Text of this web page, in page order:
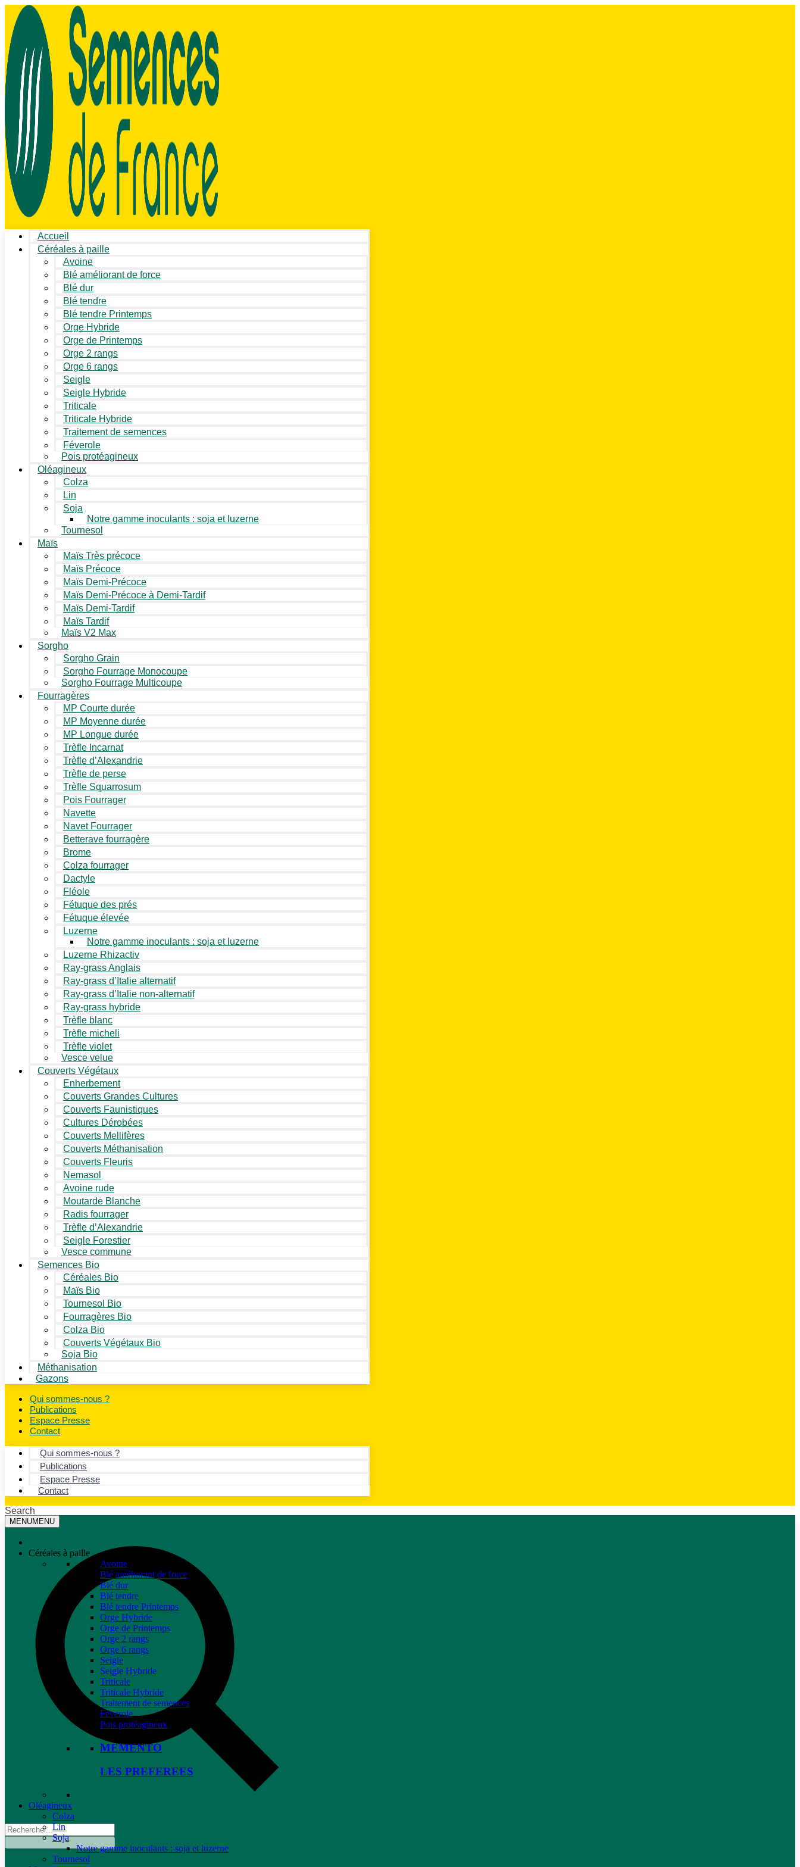
Accueil
Céréales à paille
Avoine
Blé améliorant de force
Blé dur
Blé tendre
Blé tendre Printemps
Orge Hybride
Orge de Printemps
Orge 2 rangs
Orge 6 rangs
Seigle
Seigle Hybride
Triticale
Triticale Hybride
Traitement de semences
Féverole
Pois protéagineux
Oléagineux
Colza
Lin
Soja
Notre gamme inoculants : soja et luzerne
Tournesol
Maïs
Maïs Très précoce
Maïs Précoce
Maïs Demi-Précoce
Maïs Demi-Précoce à Demi-Tardif
Maïs Demi-Tardif
Maïs Tardif
Maïs V2 Max
Sorgho
Sorgho Grain
Sorgho Fourrage Monocoupe
Sorgho Fourrage Multicoupe
Fourragères
MP Courte durée
MP Moyenne durée
MP Longue durée
Trèfle Incarnat
Trèfle d’Alexandrie
Trèfle de perse
Trèfle Squarrosum
Pois Fourrager
Navette
Navet Fourrager
Betterave fourragère
Brome
Colza fourrager
Dactyle
Fléole
Fétuque des prés
Fétuque élevée
Luzerne
Notre gamme inoculants : soja et luzerne
Luzerne Rhizactiv
Ray-grass Anglais
Ray-grass d’Italie alternatif
Ray-grass d’Italie non-alternatif
Ray-grass hybride
Trèfle blanc
Trèfle micheli
Trèfle violet
Vesce velue
Couverts Végétaux
Enherbement
Couverts Grandes Cultures
Couverts Faunistiques
Cultures Dérobées
Couverts Mellifères
Couverts Méthanisation
Couverts Fleuris
Nemasol
Avoine rude
Moutarde Blanche
Radis fourrager
Trèfle d’Alexandrie
Seigle Forestier
Vesce commune
Semences Bio
Céréales Bio
Maïs Bio
Tournesol Bio
Fourragères Bio
Colza Bio
Couverts Végétaux Bio
Soja Bio
Méthanisation
Gazons
Qui sommes-nous ?
Publications
Espace Presse
Contact
Qui sommes-nous ?
Publications
Espace Presse
Contact
Search
MENUMENU
Céréales à paille
Avoine
Blé améliorant de force
Blé dur
Blé tendre
Blé tendre Printemps
Orge Hybride
Orge de Printemps
Orge 2 rangs
Orge 6 rangs
Seigle
Seigle Hybride
Triticale
Triticale Hybride
Traitement de semences
Féverole
Pois protéagineux
MEMENTO
LES PREFEREES
Oléagineux
Colza
Lin
Soja
Notre gamme inoculants : soja et luzerne
Tournesol